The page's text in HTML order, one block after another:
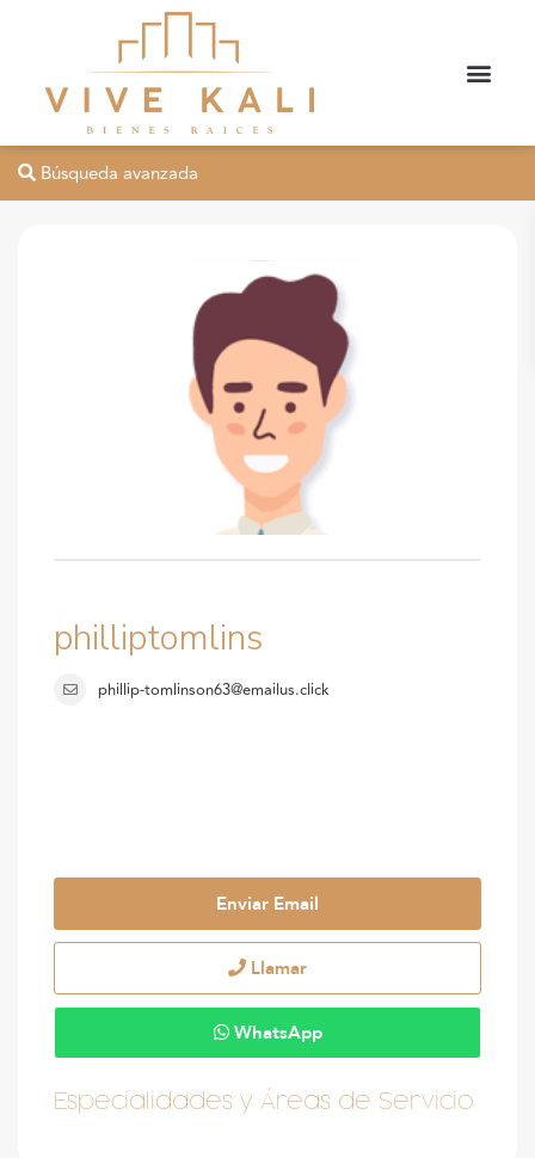
Búsqueda avanzada
philliptomlins
phillip-tomlinson63@emailus.click
Enviar Email
Llamar
WhatsApp
Especialidades y Áreas de Servicio